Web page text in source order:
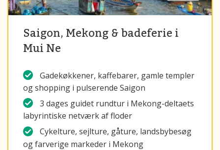
Saigon, Mekong & badeferie i
Mui Ne
Gadekøkkener, kaffebarer, gamle templer
og shopping i pulserende Saigon
3 dages guidet rundtur i Mekong-deltaets
labyrintiske netværk af floder
Cykelture, sejlture, gåture, landsbybesøg
og farverige markeder i Mekong